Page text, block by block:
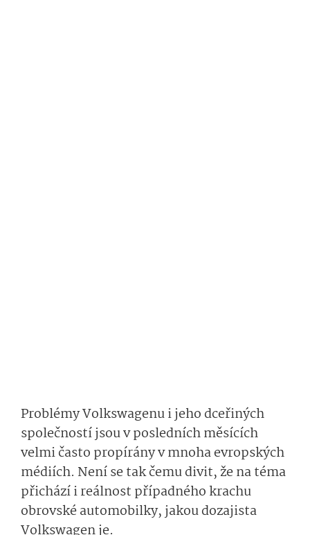
Problémy Volkswagenu i jeho dceřiných
společností jsou v posledních měsících
velmi často propírány v mnoha evropských
médiích. Není se tak čemu divit, že na téma
přichází i reálnost případného krachu
obrovské automobilky, jakou dozajista